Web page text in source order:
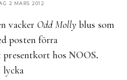
2 MARS 2012
vackerOdd Molly blus som
posten förra
presentkort hosNOOS.
lycka